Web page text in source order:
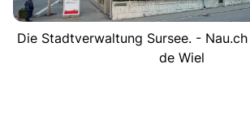
Die Stadtverwaltung Sursee. -
de Wiel